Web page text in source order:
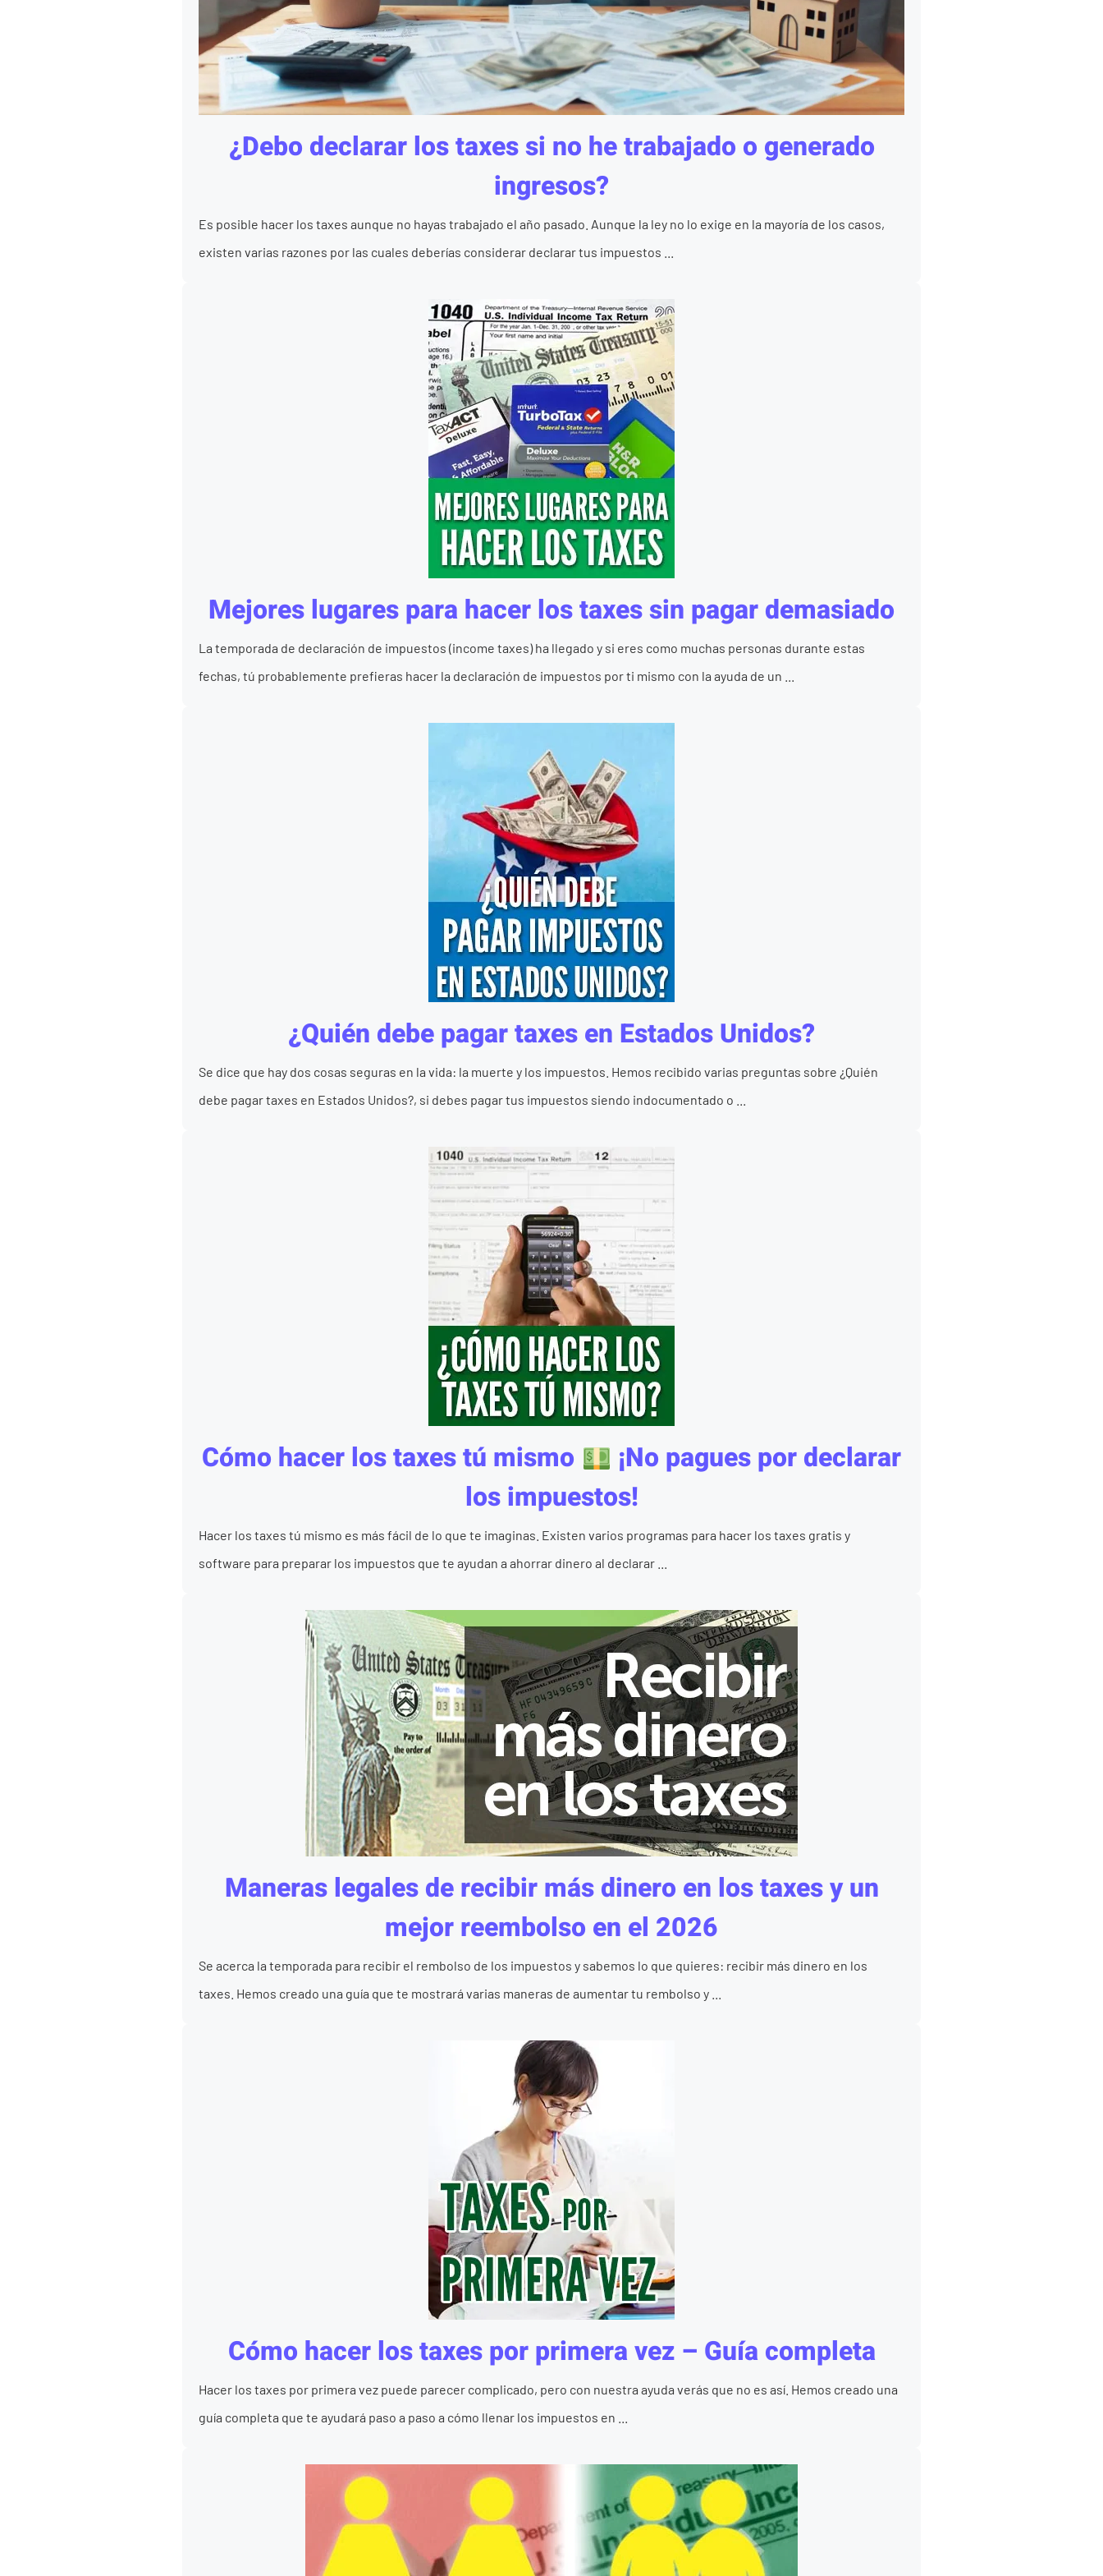
¿Debo declarar los taxes si no he trabajado o generado
ingresos?
Es posible hacer los taxes aunque no hayas trabajado el año pasado. Aunque la ley no lo exige en la mayoría de los casos,
existen varias razones por las cuales deberías considerar declarar tus impuestos ...
Mejores lugares para hacer los taxes sin pagar demasiado
La temporada de declaración de impuestos (income taxes) ha llegado y si eres como muchas personas durante estas
fechas, tú probablemente prefieras hacer la declaración de impuestos por ti mismo con la ayuda de un ...
¿Quién debe pagar taxes en Estados Unidos?
Se dice que hay dos cosas seguras en la vida: la muerte y los impuestos. Hemos recibido varias preguntas sobre ¿Quién
debe pagar taxes en Estados Unidos?, si debes pagar tus impuestos siendo indocumentado o ...
Cómo hacer los taxes tú mismo
¡No pagues por declarar
los impuestos!
Hacer los taxes tú mismo es más fácil de lo que te imaginas. Existen varios programas para hacer los taxes gratis y
software para preparar los impuestos que te ayudan a ahorrar dinero al declarar ...
Maneras legales de recibir más dinero en los taxes y un
mejor reembolso en el 2026
Se acerca la temporada para recibir el rembolso de los impuestos y sabemos lo que quieres: recibir más dinero en los
taxes. Hemos creado una guía que te mostrará varias maneras de aumentar tu rembolso y ...
Cómo hacer los taxes por primera vez – Guía completa
Hacer los taxes por primera vez puede parecer complicado, pero con nuestra ayuda verás que no es así. Hemos creado una
guía completa que te ayudará paso a paso a cómo llenar los impuestos en ...